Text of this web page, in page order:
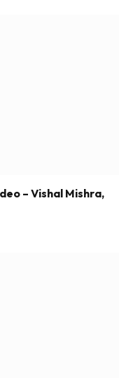
– Vishal Mishra,